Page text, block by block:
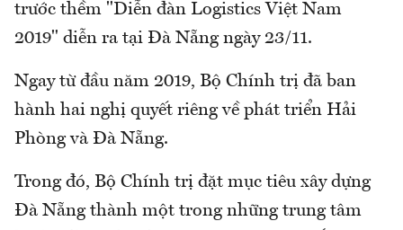
trước thềm "Diễn đàn Logistics Việt Nam
2019" diễn ra tại Đà Nẵng ngày 23/11.
Ngay từ đầu năm 2019, Bộ Chính trị đã ban
hành hai nghị quyết riêng về phát triển Hải
Phòng và Đà Nẵng.
Trong đó, Bộ Chính trị đặt mục tiêu xây dựng
Đà Nẵng thành một trong những trung tâm